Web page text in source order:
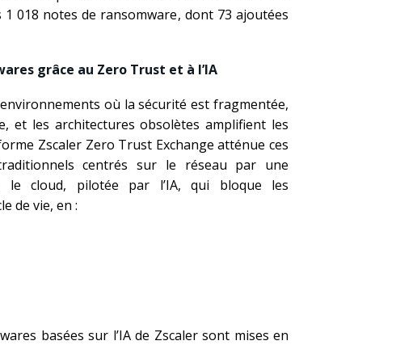
018 notes de ransomware, dont 73 ajoutées
grâce au Zero Trust et à l’IA
où la sécurité est fragmentée,
et les architectures obsolètes amplifient les
Zscaler Zero Trust Exchange atténue ces
centrés sur le réseau par une
le cloud, pilotée par l’IA, qui bloque les
de vie, en :
basées sur l’IA de Zscaler sont mises en